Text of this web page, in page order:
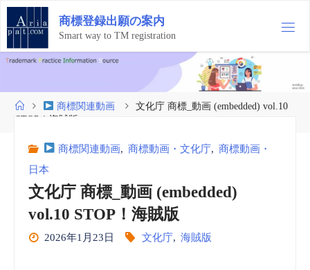
コ
テ
ン
ツ
ス
商標登録出願の案内
Smart way to TM registration
ホ
ー
商標関連動画
文化庁 商標_動画 (embedded) vol.10
STOP！海賊版
商標関連動画, 商標動画・文化庁, 商標動画・
日本
文化庁 商標_動画 (embedded)
vol.10 STOP！海賊版
2026年1月23日 文化庁, 海賊版